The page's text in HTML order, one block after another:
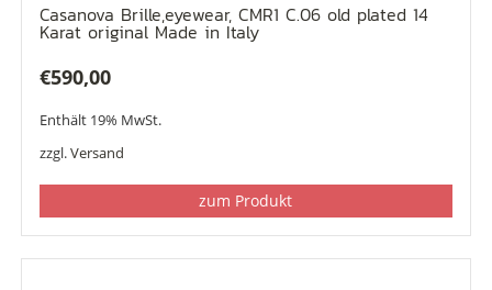
Casanova Brille,eyewear, CMR1 C.06 old plated 14
Karat original Made in Italy
€590,00
Enthält 19% MwSt.
zzgl.Versand
zum Produkt